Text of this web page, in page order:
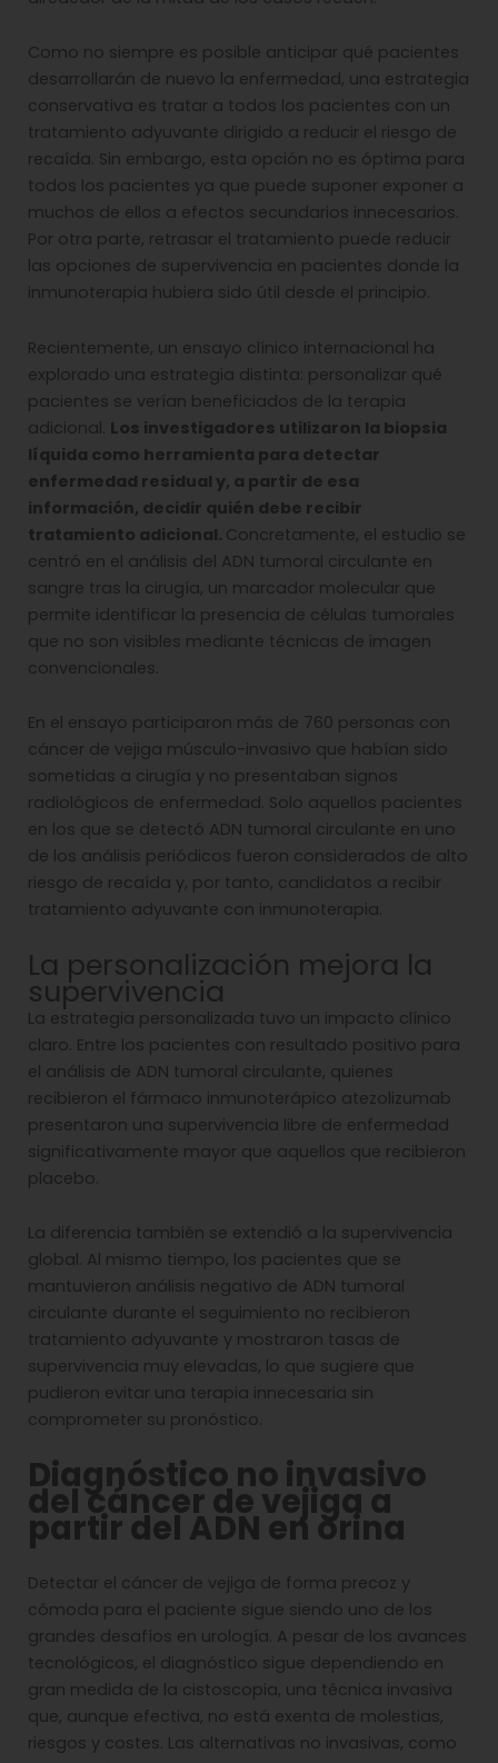
Como no siempre es posible anticipar qué pacientes
desarrollarán de nuevo la enfermedad, una estrategia
conservativa es tratar a todos los pacientes con un
tratamiento adyuvante dirigido a reducir el riesgo de
recaída. Sin embargo, esta opción no es óptima para
todos los pacientes ya que puede suponer exponer a
muchos de ellos a efectos secundarios innecesarios.
Por otra parte, retrasar el tratamiento puede reducir
las opciones de supervivencia en pacientes donde la
inmunoterapia hubiera sido útil desde el principio.
Recientemente, un ensayo clínico internacional ha
explorado una estrategia distinta: personalizar qué
pacientes se verían beneficiados de la terapia
adicional. Los investigadores utilizaron la biopsia
líquida como herramienta para detectar
enfermedad residual y, a partir de esa
información, decidir quién debe recibir
tratamiento adicional. Concretamente, el estudio se
centró en el análisis del ADN tumoral circulante en
sangre tras la cirugía, un marcador molecular que
permite identificar la presencia de células tumorales
que no son visibles mediante técnicas de imagen
convencionales.
En el ensayo participaron más de 760 personas con
cáncer de vejiga músculo-invasivo que habían sido
sometidas a cirugía y no presentaban signos
radiológicos de enfermedad. Solo aquellos pacientes
en los que se detectó ADN tumoral circulante en uno
de los análisis periódicos fueron considerados de alto
riesgo de recaída y, por tanto, candidatos a recibir
tratamiento adyuvante con inmunoterapia.
La personalización mejora la
supervivencia
La estrategia personalizada tuvo un impacto clínico
claro. Entre los pacientes con resultado positivo para
el análisis de ADN tumoral circulante, quienes
recibieron el fármaco inmunoterápico atezolizumab
presentaron una supervivencia libre de enfermedad
significativamente mayor que aquellos que recibieron
placebo.
La diferencia también se extendió a la supervivencia
global. Al mismo tiempo, los pacientes que se
mantuvieron análisis negativo de ADN tumoral
circulante durante el seguimiento no recibieron
tratamiento adyuvante y mostraron tasas de
supervivencia muy elevadas, lo que sugiere que
pudieron evitar una terapia innecesaria sin
comprometer su pronóstico.
Diagnóstico no invasivo
del cáncer de vejiga a
partir del ADN en orina
Detectar el cáncer de vejiga de forma precoz y
cómoda para el paciente sigue siendo uno de los
grandes desafíos en urología. A pesar de los avances
tecnológicos, el diagnóstico sigue dependiendo en
gran medida de la cistoscopia, una técnica invasiva
que, aunque efectiva, no está exenta de molestias,
riesgos y costes. Las alternativas no invasivas, como